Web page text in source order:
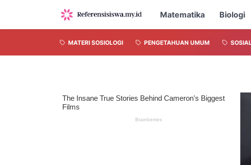
Matematika Biologi
MATERI SOSIOLOGI PENGETAHUAN UMUM